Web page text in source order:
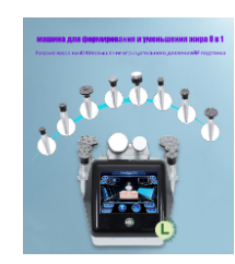
Аппарат для
прессотерапии
воздушными волнами
MR-0070